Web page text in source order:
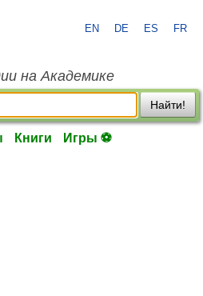
EN DE ES FR
на Академике
Найти!
Книги Игры ⚽